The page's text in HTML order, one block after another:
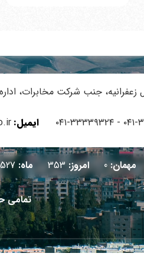
زعفرانیه، جنب شرکت مخابرات،
ایمیل:
ارتباط با مردم (معاونت هماهنگی امور
مهمان: 0 امروز: 353 ماه:
تمامی